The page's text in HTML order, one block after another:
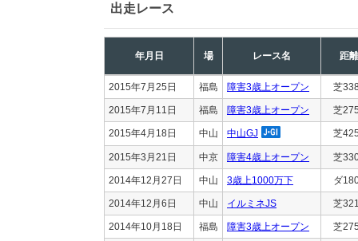
出走レース
年月日 場 レース名 距離
2015年7月25日 福島 障害3歳上オープン 芝
2015年7月11日 福島 障害3歳上オープン 芝
2015年4月18日 中山 中山GJ 芝
2015年3月21日 中京 障害4歳上オープン 芝
2014年12月27日 中山 3歳上1000万下 ダ
2014年12月6日 中山 イルミネJS 芝
2014年10月18日 福島 障害3歳上オープン 芝